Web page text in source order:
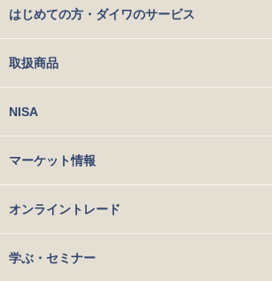
はじめての方・ダイワのサービス
取扱商品
NISA
マーケット情報
オンライントレード
学ぶ・セミナー